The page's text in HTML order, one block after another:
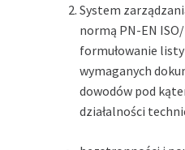
System
normą PN-EN
formułowanie
wymaganych
dowodów pod
działalności